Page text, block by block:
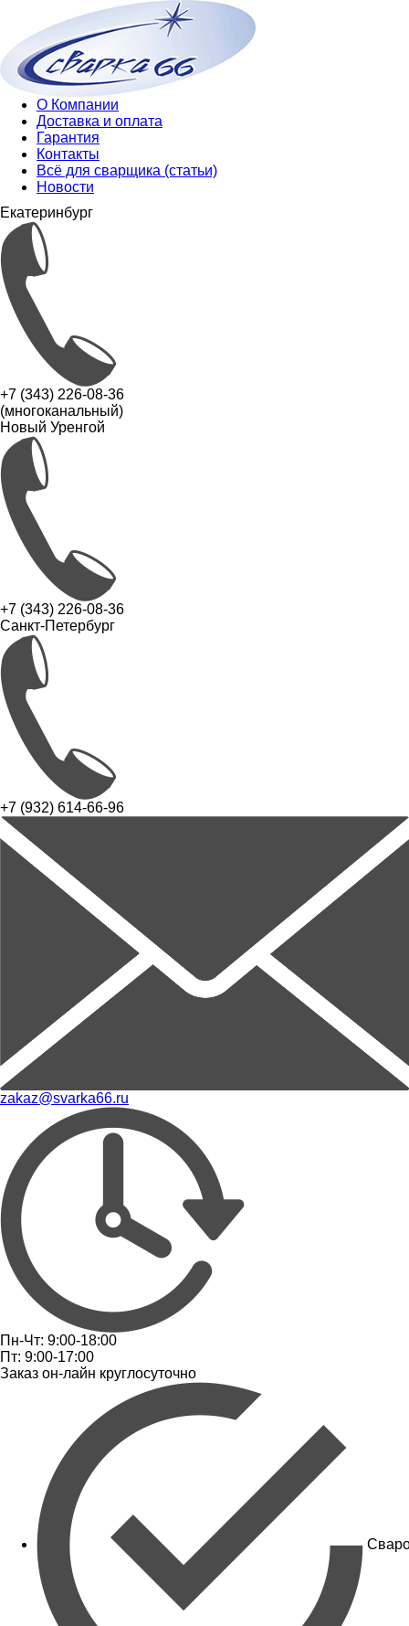
О Компании
Доставка и оплата
Гарантия
Контакты
Всё для сварщика (статьи)
Новости
Екатеринбург
+7 (343) 226-08-36
(многоканальный)
Новый Уренгой
+7 (343) 226-08-36
Санкт-Петербург
+7 (932) 614-66-96
zakaz@svarka66.ru
Пн-Чт: 9:00-18:00
Пт: 9:00-17:00
Заказ он-лайн круглосуточно